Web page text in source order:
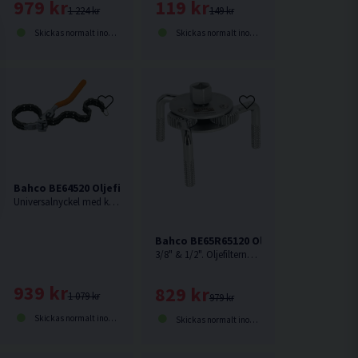
1 224 kr
979 kr
Skickas normalt inom 2-5 dagar
149 kr
119 kr
Skickas normalt inom 2-5 dagar
240mm
60-105mm
Bahco BE64520 Oljefilterkedjenyckel 60-160mm
Universalnyckel med kedja för lossning av mycket hårt fastsittande oljefilter.
1 079 kr
939 kr
Skickas normalt inom 2-5 dagar
Bahco BE65R65120 Oljefilternyckel 65-
3/8" & 1/2". Oljefilternyckel med 3 ben och öppningsvidd mellan 65-120mm.
979 kr
829 kr
Skickas normalt inom 2-5 dagar